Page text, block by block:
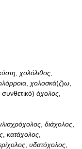
χολόλιθος
χολοσκά(ζ)ω
συνθετικό) άχολος
διάχολος
κατάχολος
υδατόχολος